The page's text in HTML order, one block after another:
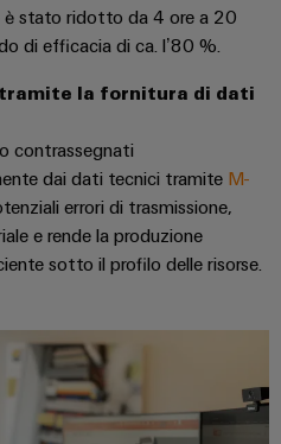
stato ridotto da 4 ore a 20
di efficacia di ca. l’80 %.
la fornitura di dati
contrassegnati
dai dati tecnici tramite M-
errori di trasmissione,
e rende la produzione
sotto il profilo delle risorse.